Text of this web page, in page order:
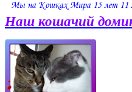
Наш кошачий